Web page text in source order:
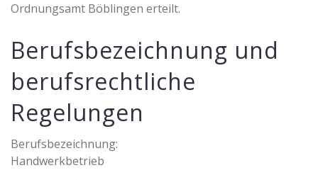
Ordnungsamt Böblingen erteilt.
Berufsbezeichnung und
berufsrechtliche
Regelungen
Berufsbezeichnung:
Handwerkbetrieb